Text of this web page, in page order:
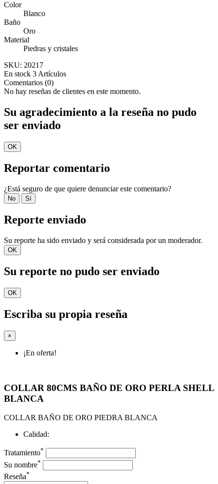
Color
Blanco
Baño
Oro
Material
Piedras y cristales
SKU: 20217
En stock 3 Artículos
Comentarios (0)
No hay reseñas de clientes en este momento.
Su agradecimiento a la reseña no pudo
ser enviado
OK
Reportar comentario
¿Está seguro de que quiere denunciar este comentario?
No Sí
Reporte enviado
Su reporte ha sido enviado y será considerada por un moderador.
OK
Su reporte no pudo ser enviado
OK
Escriba su propia reseña
×
¡En oferta!
COLLAR 80CMS BAÑO DE ORO PERLA SHELL
BLANCA
COLLAR BAÑO DE ORO PIEDRA BLANCA
Calidad:
Tratamiento*
Su nombre*
Reseña*